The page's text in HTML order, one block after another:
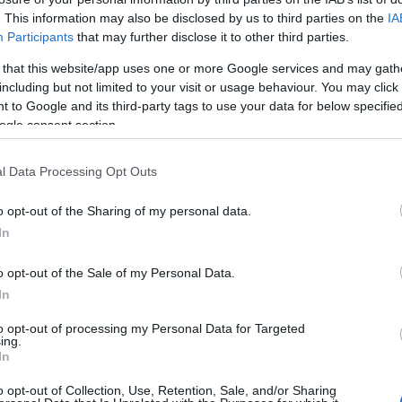
This information may also be disclosed by us to third parties on the
Participants that may further disclose it to other third parties.
that this website/app uses one or more Google services and may
but not limited to your visit or usage behaviour. You may
to Google and its third-party tags to use your data for below
consent section.
Data Processing Opt Outs
opt-out of the Sharing of my personal data.
opt-out of the Sale of my Personal Data.
opt-out of processing my Personal Data for Targeted
opt-out of Collection, Use, Retention, Sale, and/or Sharing
Egy soha meg nem szakadt
kötelék — A Flegmann-család és
Tokaj